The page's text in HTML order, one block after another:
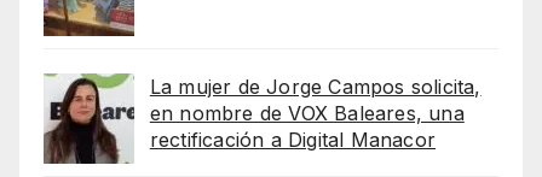
La mujer de Jorge Campos solicita,
en nombre de VOX Baleares, una
rectificación a Digital Manacor